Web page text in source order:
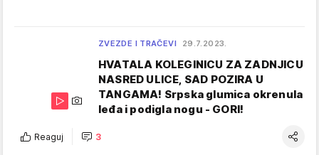
ZVEZDE I TRAČEVI 29.7.2023.
HVATALA KOLEGINICU ZA ZADNJICU
NASRED ULICE, SAD POZIRA U
TANGAMA! Srpska glumica okrenula
leđa i podigla nogu - GORI!
Reaguj 3